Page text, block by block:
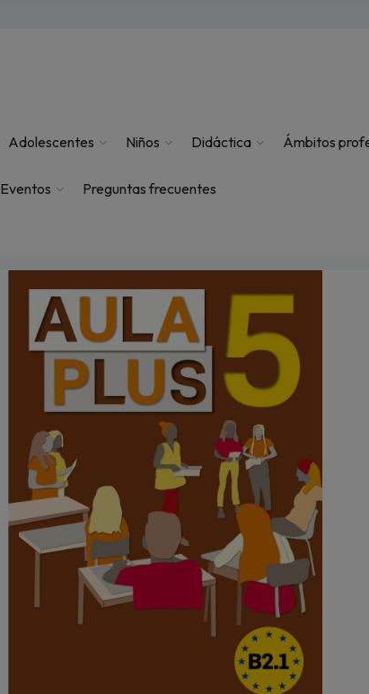
Adolescentes Niños Didáctica Ámbitos
Eventos Preguntas frecuentes